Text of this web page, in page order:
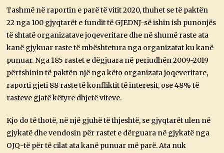
Tashmë në raportin e parë të vitit 2020, thuhet se të paktën
22 nga 100 gjyqtarët e fundit të GJEDNJ-së ishin ish punonjës
të shtatë organizatave joqeveritare dhe në shumë raste ata
kanë gjykuar raste të mbështetura nga organizatat ku kanë
punuar. Nga 185 rastet e dëgjuara në periudhën 2009-2019
përfshinin të paktën një nga këto organizata joqeveritare,
raporti gjeti 88 raste të konfliktit të interesit, ose 48% të
rasteve gjatë këtyre dhjetë viteve.
Kjo do të thotë, në një gjuhë të thjeshtë, se gjyqtarët ulen në
gjykatë dhe vendosin për rastet e dërguara në gjykatë nga
OJQ-të për të cilat ata kanë punuar më parë. Ata nuk